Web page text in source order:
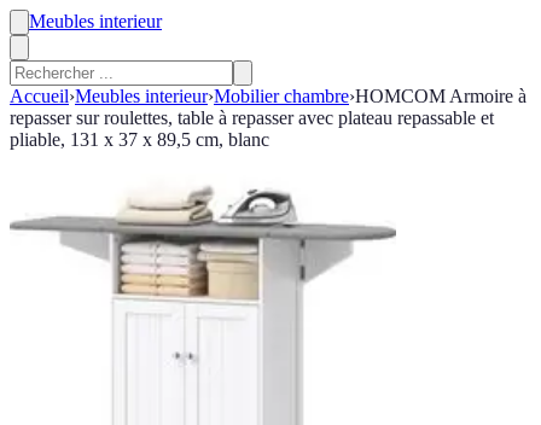
Meubles interieur
Accueil›Meubles interieur›Mobilier chambre›HOMCOM Armoire à
repasser sur roulettes, table à repasser avec plateau repassable et
pliable, 131 x 37 x 89,5 cm, blanc